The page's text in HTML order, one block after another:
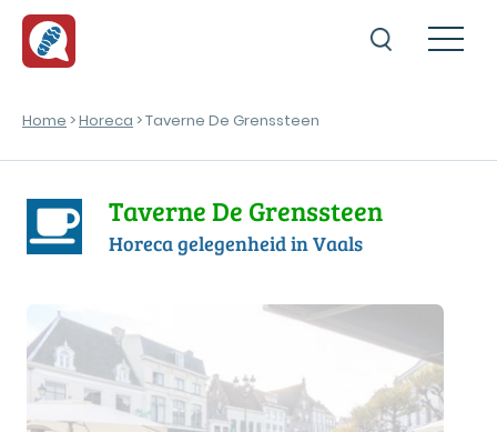
Home >Horeca > Taverne De Grenssteen
Taverne De Grenssteen
Horeca gelegenheid in Vaals